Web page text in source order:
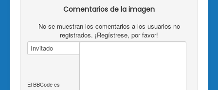
Comentarios de la imagen
No se muestran los comentarios a los usuarios no
registrados. ¡Regístrese, por favor!
El BBCode es